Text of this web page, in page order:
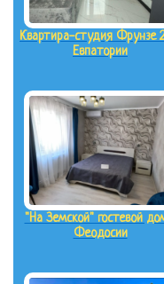
Квартира-студия Фрунзе
Евпатории
"На Земской" гостевой
Феодосии